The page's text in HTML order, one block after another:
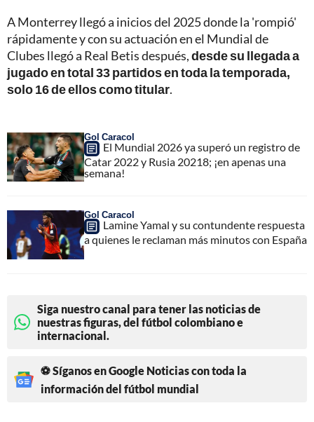
A Monterrey llegó a inicios del 2025 donde la 'rompió'
rápidamente y con su actuación en el Mundial de
Clubes llegó a Real Betis después,desde su llegada a
jugado en total 33 partidos en toda la temporada,
solo 16 de ellos como titular.
Gol Caracol
El Mundial 2026 ya superó un registro de
Catar 2022 y Rusia 20218; ¡en apenas una
semana!
Gol Caracol
Lamine Yamal y su contundente respuesta
a quienes le reclaman más minutos con España
Siga nuestro canal para tener las noticias de
nuestras figuras, del fútbol colombiano e
internacional.
⚽ Síganos en Google Noticias con toda la
información del fútbol mundial